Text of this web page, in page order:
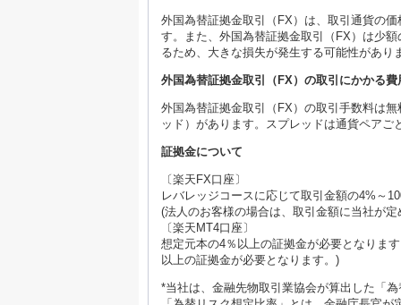
外国為替証拠金取引（FX）は、取引通貨の
す。また、外国為替証拠金取引（FX）は少
るため、大きな損失が発生する可能性があ
外国為替証拠金取引（FX）の取引にかかる費
外国為替証拠金取引（FX）の取引手数料は
ッド）があります。スプレッドは通貨ペア
証拠金について
〔楽天FX口座〕
レバレッジコースに応じて取引金額の4%～
(法人のお客様の場合は、取引金額に当社が
〔楽天MT4口座〕
想定元本の4％以上の証拠金が必要となりま
以上の証拠金が必要となります。)
*当社は、金融先物取引業協会が算出した「